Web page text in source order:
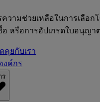
ความช่วยเหลือในการเลือก
อ หรือการอัปเกรดใบอนุญ
คุยกับเรา
งค์กร
ร